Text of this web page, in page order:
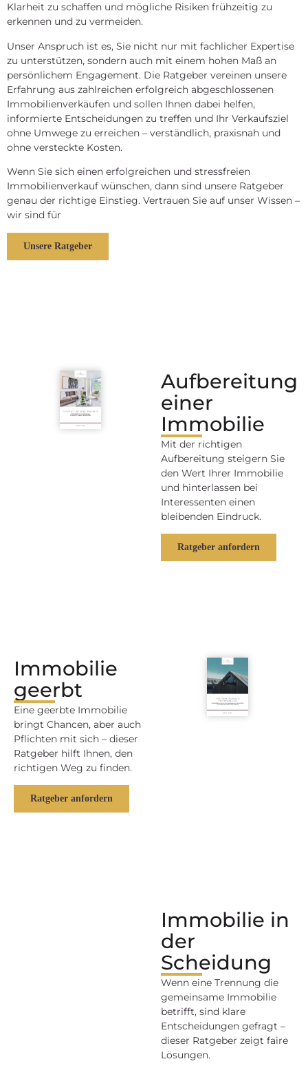
Klarheit zu schaffen und mögliche Risiken frühzeitig zu
erkennen und zu vermeiden.
Unser Anspruch ist es, Sie nicht nur mit fachlicher Expertise
zu unterstützen, sondern auch mit einem hohen Maß an
persönlichem Engagement. Die Ratgeber vereinen unsere
Erfahrung aus zahlreichen erfolgreich abgeschlossenen
Immobilienverkäufen und sollen Ihnen dabei helfen,
informierte Entscheidungen zu treffen und Ihr Verkaufsziel
ohne Umwege zu erreichen – verständlich, praxisnah und
ohne versteckte Kosten.
Wenn Sie sich einen erfolgreichen und stressfreien
Immobilienverkauf wünschen, dann sind unsere Ratgeber
genau der richtige Einstieg. Vertrauen Sie auf unser Wissen –
wir sind für
Unsere Ratgeber
Aufbereitung
einer
Immobilie
Mit der richtigen
Aufbereitung steigern Sie
den Wert Ihrer Immobilie
und hinterlassen bei
Interessenten einen
bleibenden Eindruck.
Ratgeber anfordern
Immobilie
geerbt
Eine geerbte Immobilie
bringt Chancen, aber auch
Pflichten mit sich – dieser
Ratgeber hilft Ihnen, den
richtigen Weg zu finden.
Ratgeber anfordern
Immobilie in
der
Scheidung
Wenn eine Trennung die
gemeinsame Immobilie
betrifft, sind klare
Entscheidungen gefragt –
dieser Ratgeber zeigt faire
Lösungen.